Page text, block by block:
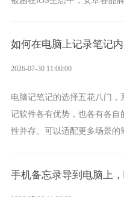
如何在电脑上记录笔记
2026-07-30 11:00:00
电脑记笔记的选择五花八门
记软件各有优势，也各有各
性并存、可以适配更多场景的
手机备忘录导到电脑上